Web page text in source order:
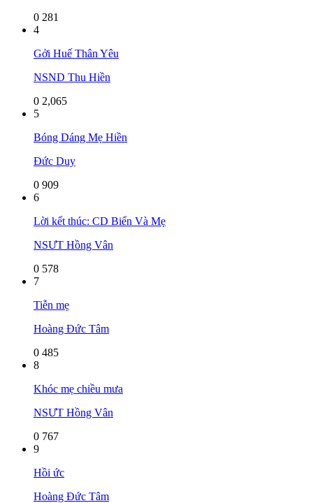
0 281
4
Gởi Huế Thân Yêu
NSND Thu Hiền
0 2,065
5
Bóng Dáng Mẹ Hiền
Đức Duy
0 909
6
Lời kết thúc: CD Biển Và Mẹ
NSƯT Hồng Vân
0 578
7
Tiễn mẹ
Hoàng Đức Tâm
0 485
8
Khóc mẹ chiều mưa
NSƯT Hồng Vân
0 767
9
Hồi ức
Hoàng Đức Tâm